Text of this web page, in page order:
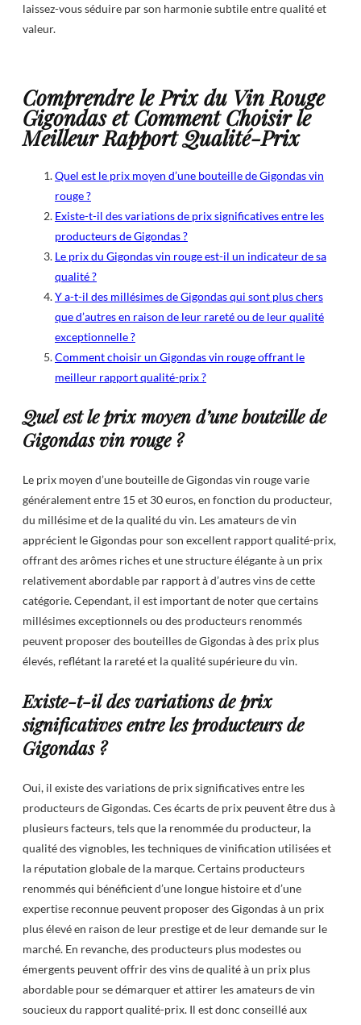
laissez-vous séduire par son harmonie subtile entre qualité et
valeur.
Comprendre le Prix du Vin Rouge
Gigondas et Comment Choisir le
Meilleur Rapport Qualité-Prix
Quel est le prix moyen d’une bouteille de Gigondas vin
rouge ?
Existe-t-il des variations de prix significatives entre les
producteurs de Gigondas ?
Le prix du Gigondas vin rouge est-il un indicateur de sa
qualité ?
Y a-t-il des millésimes de Gigondas qui sont plus chers
que d’autres en raison de leur rareté ou de leur qualité
exceptionnelle ?
Comment choisir un Gigondas vin rouge offrant le
meilleur rapport qualité-prix ?
Quel est le prix moyen d’une bouteille de
Gigondas vin rouge ?
Le prix moyen d’une bouteille de Gigondas vin rouge varie
généralement entre 15 et 30 euros, en fonction du producteur,
du millésime et de la qualité du vin. Les amateurs de vin
apprécient le Gigondas pour son excellent rapport qualité-prix,
offrant des arômes riches et une structure élégante à un prix
relativement abordable par rapport à d’autres vins de cette
catégorie. Cependant, il est important de noter que certains
millésimes exceptionnels ou des producteurs renommés
peuvent proposer des bouteilles de Gigondas à des prix plus
élevés, reflétant la rareté et la qualité supérieure du vin.
Existe-t-il des variations de prix
significatives entre les producteurs de
Gigondas ?
Oui, il existe des variations de prix significatives entre les
producteurs de Gigondas. Ces écarts de prix peuvent être dus à
plusieurs facteurs, tels que la renommée du producteur, la
qualité des vignobles, les techniques de vinification utilisées et
la réputation globale de la marque. Certains producteurs
renommés qui bénéficient d’une longue histoire et d’une
expertise reconnue peuvent proposer des Gigondas à un prix
plus élevé en raison de leur prestige et de leur demande sur le
marché. En revanche, des producteurs plus modestes ou
émergents peuvent offrir des vins de qualité à un prix plus
abordable pour se démarquer et attirer les amateurs de vin
soucieux du rapport qualité-prix. Il est donc conseillé aux